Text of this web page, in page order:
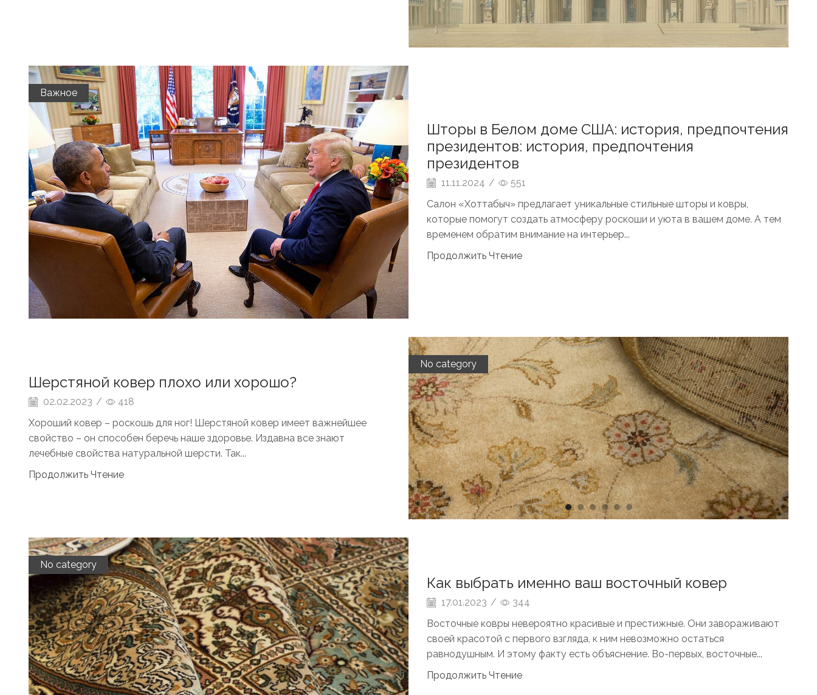
Важное
Шторы в Белом доме США: история, предпочтения
президентов: история, предпочтения
президентов
11.11.2024 /
551
Салон «Хоттабыч» предлагает уникальные стильные шторы и ковры,
которые помогут создать атмосферу роскоши и уюта в вашем доме. А тем
временем обратим внимание на интерьер...
Продолжить Чтение
No category
Шерстяной ковер плохо или хорошо?
02.02.2023 /
418
Хороший ковер – роскошь для ног! Шерстяной ковер имеет важнейшее
свойство – он способен беречь наше здоровье. Издавна все знают
лечебные свойства натуральной шерсти. Так...
Продолжить Чтение
No category
Как выбрать именно ваш восточный ковер
17.01.2023 /
344
Восточные ковры невероятно красивые и престижные. Они завораживают
своей красотой с первого взгляда, к ним невозможно остаться
равнодушным. И этому факту есть объяснение. Во-первых, восточные...
Продолжить Чтение